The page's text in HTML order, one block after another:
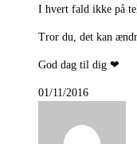
I hvert fald ikke på
Tror du, det kan
God dag til dig ❤
01/11/2016